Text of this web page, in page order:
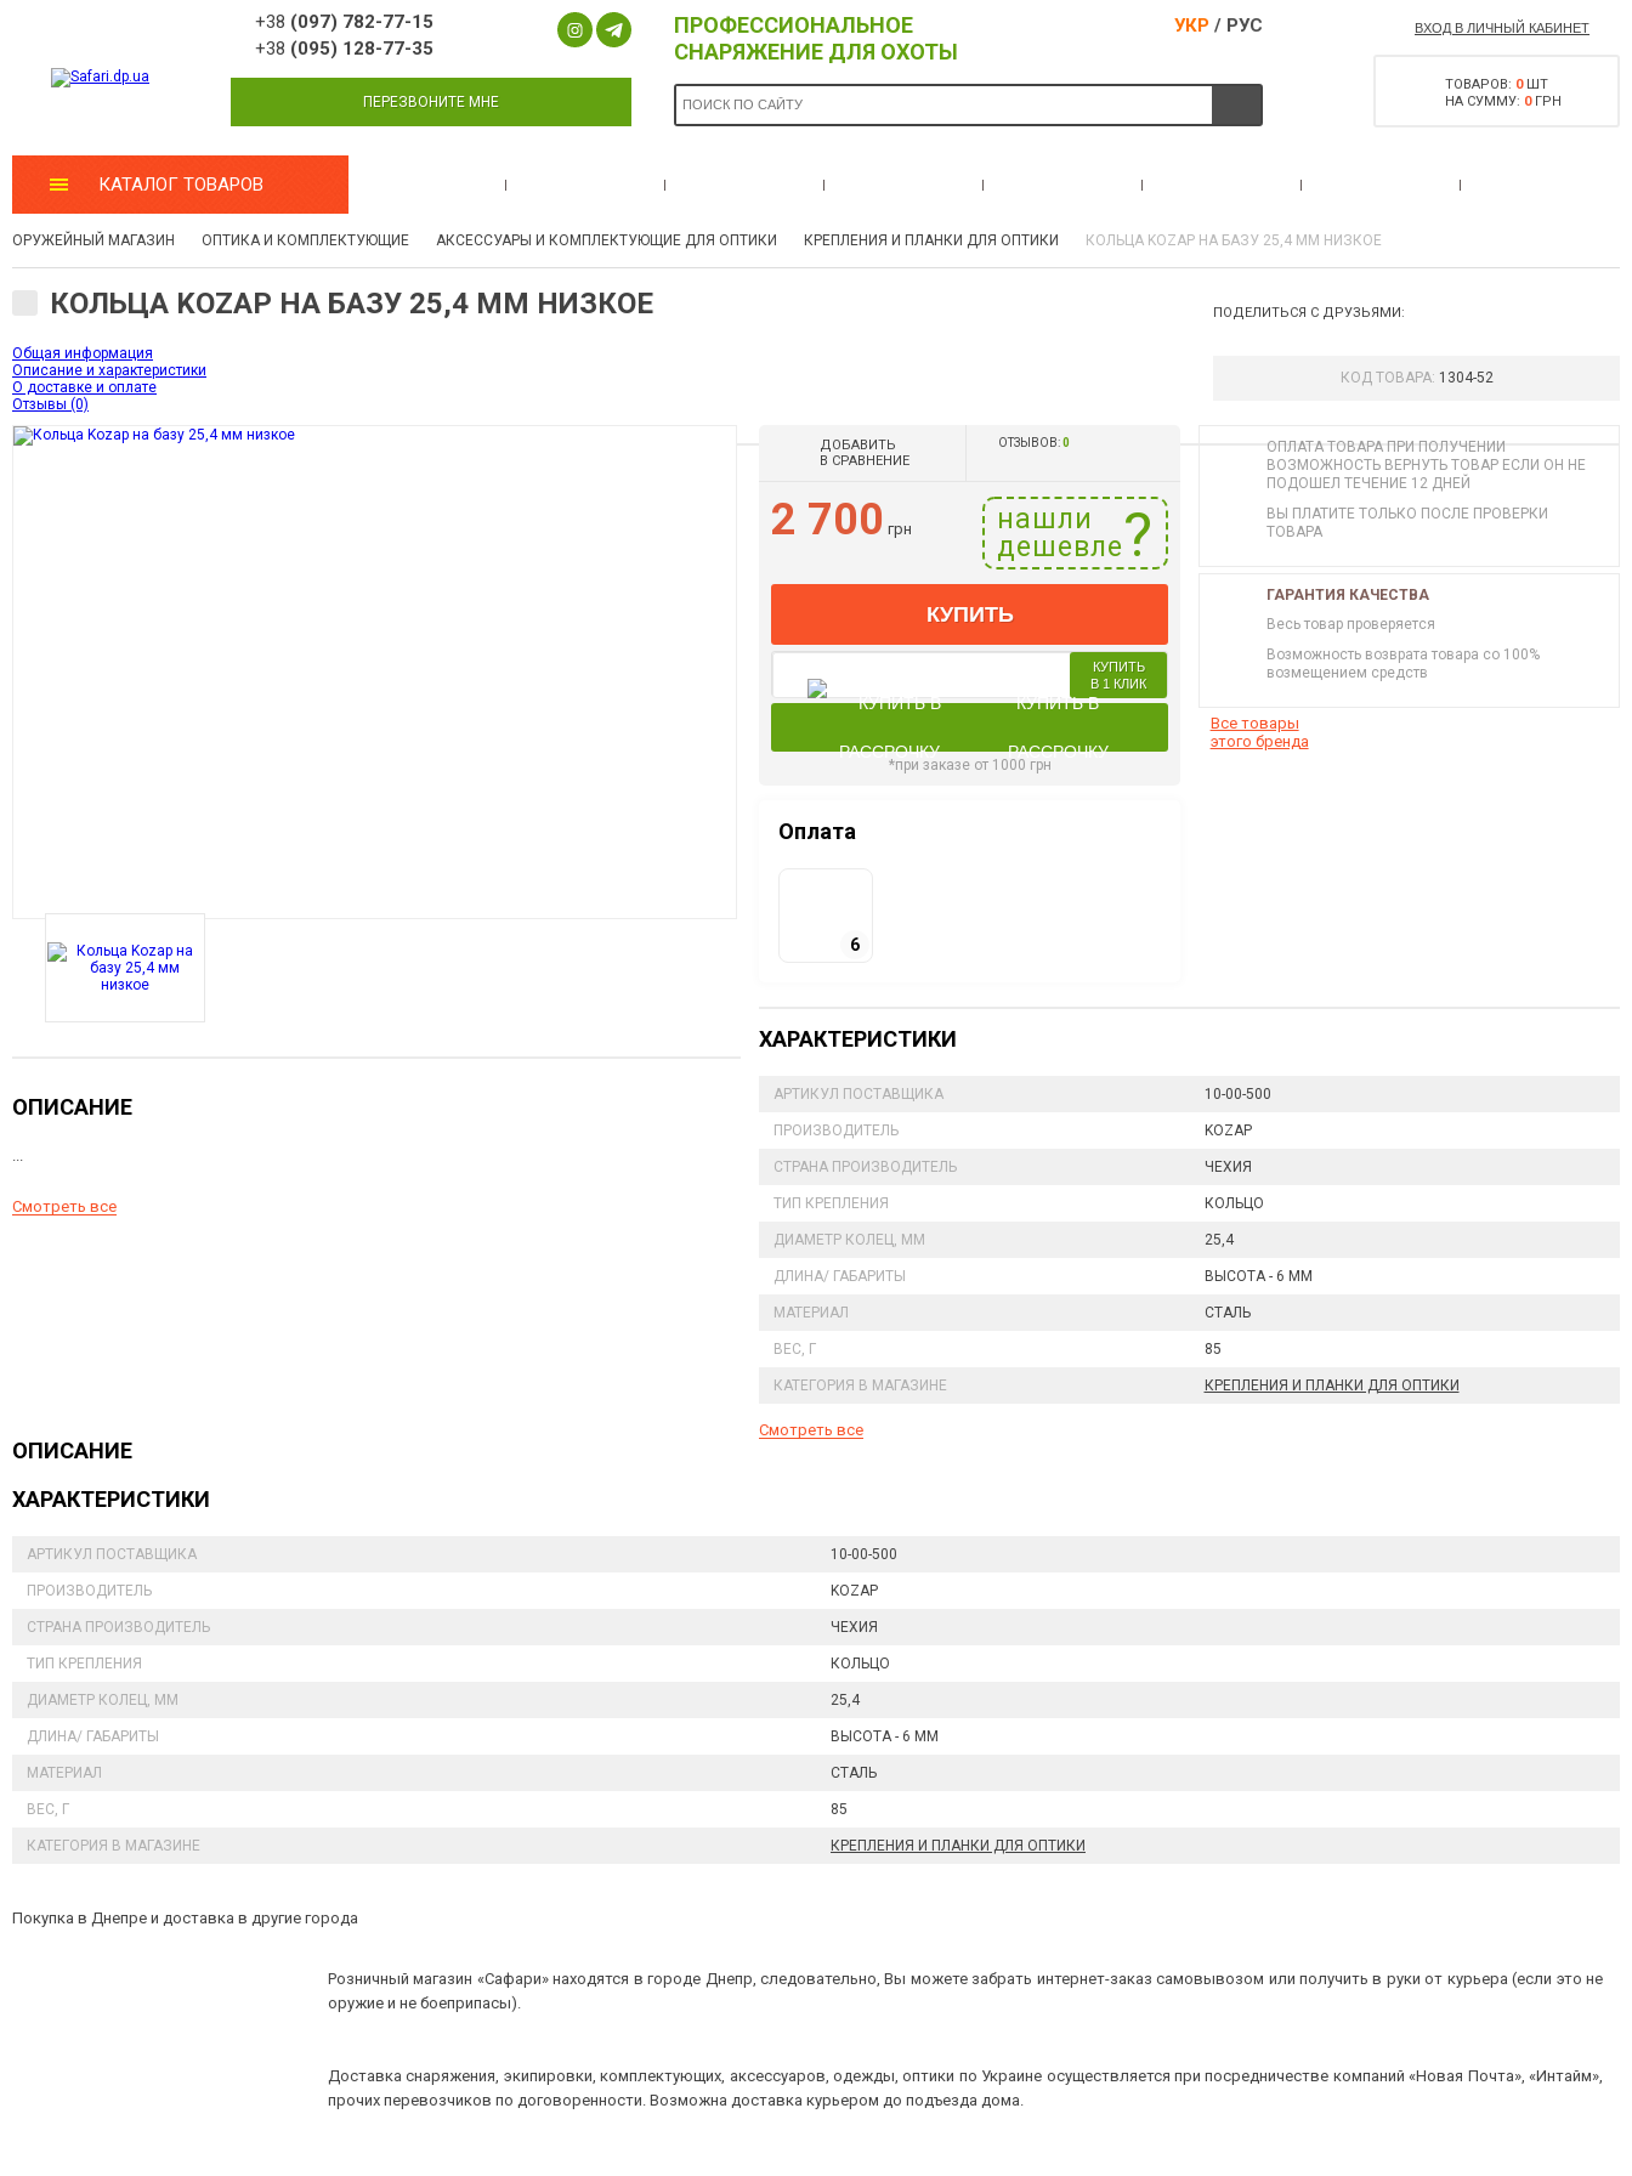
+38 (097) 782-77-15
+38 (095) 128-77-35
ПЕРЕЗВОНИТЕ МНЕ
ПРОФЕССИОНАЛЬНОЕ
СНАРЯЖЕНИЕ ДЛЯ ОХОТЫ
УКР / РУС ВХОД В ЛИЧНЫЙ КАБИНЕТ
ТОВАРОВ: 0ШТ
НА СУММУ: 0ГРН
КАТАЛОГ ТОВАРОВ
ОРУЖЕЙНЫЙ МАГАЗИН ОПТИКА И КОМПЛЕКТУЮЩИЕ АКСЕССУАРЫ И КОМПЛЕКТУЮЩИЕ ДЛЯ ОПТИКИ КРЕПЛЕНИЯ И ПЛАНКИ ДЛЯ ОПТИКИ КОЛЬЦА KOZAP НА БАЗУ 25,4 ММ НИЗКОЕ
КОЛЬЦА KOZAP НА БАЗУ 25,4 ММ НИЗКОЕ
Общая информация
Описание и характеристики
О доставке и оплате
Отзывы (0)
ПОДЕЛИТЬСЯ С ДРУЗЬЯМИ:
КОД ТОВАРА: 1304-52
ОПИСАНИЕ
...
Смотреть все
ДОБАВИТЬ
В СРАВНЕНИЕ
ОТЗЫВОВ:0
2 700 грн
нашли
дешевле
КУПИТЬ
КУПИТЬ
В 1 КЛИК
КУПИТЬ В
РАССРОЧКУ
*при заказе от 1000 грн
Оплата
6
ОПЛАТА ТОВАРА ПРИ ПОЛУЧЕНИИ
ВОЗМОЖНОСТЬ ВЕРНУТЬ ТОВАР ЕСЛИ ОН НЕ
ПОДОШЕЛ ТЕЧЕНИЕ 12 ДНЕЙ
ВЫ ПЛАТИТЕ ТОЛЬКО ПОСЛЕ ПРОВЕРКИ
ТОВАРА
ГАРАНТИЯ КАЧЕСТВА
Весь товар проверяется
Возможность возврата товара со 100%
возмещением средств
Все товары
этого бренда
ХАРАКТЕРИСТИКИ
АРТИКУЛ ПОСТАВЩИКА 10-00-500
ПРОИЗВОДИТЕЛЬ KOZAP
СТРАНА ПРОИЗВОДИТЕЛЬ ЧЕХИЯ
ТИП КРЕПЛЕНИЯ КОЛЬЦО
ДИАМЕТР КОЛЕЦ, ММ 25,4
ДЛИНА/ ГАБАРИТЫ ВЫСОТА - 6 ММ
МАТЕРИАЛ СТАЛЬ
ВЕС, Г 85
КАТЕГОРИЯ В МАГАЗИНЕ КРЕПЛЕНИЯ И ПЛАНКИ ДЛЯ ОПТИКИ
Смотреть все
ОПИСАНИЕ
ХАРАКТЕРИСТИКИ
АРТИКУЛ ПОСТАВЩИКА 10-00-500
ПРОИЗВОДИТЕЛЬ KOZAP
СТРАНА ПРОИЗВОДИТЕЛЬ ЧЕХИЯ
ТИП КРЕПЛЕНИЯ КОЛЬЦО
ДИАМЕТР КОЛЕЦ, ММ 25,4
ДЛИНА/ ГАБАРИТЫ ВЫСОТА - 6 ММ
МАТЕРИАЛ СТАЛЬ
ВЕС, Г 85
КАТЕГОРИЯ В МАГАЗИНЕ КРЕПЛЕНИЯ И ПЛАНКИ ДЛЯ ОПТИКИ
Покупка в Днепре и доставка в другие города
Розничный магазин «Сафари» находятся в городе Днепр, следовательно, Вы можете забрать интернет-заказ самовывозом или получить в руки от курьера (если это не
оружие и не боеприпасы).
Доставка снаряжения, экипировки, комплектующих, аксессуаров, одежды, оптики по Украине осуществляется при посредничестве компаний «Новая Почта», «Интайм»,
прочих перевозчиков по договоренности. Возможна доставка курьером до подъезда дома.